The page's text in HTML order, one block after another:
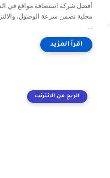
محلية تضمن سرعة الوصول،
...
الربح من الانترنت